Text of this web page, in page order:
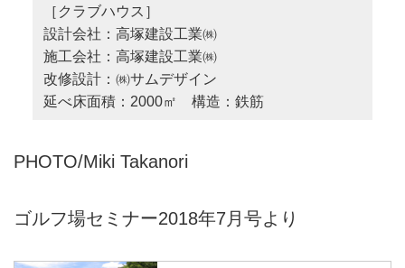
［クラブハウス］
設計会社：高塚建設工業㈱
施工会社：高塚建設工業㈱
改修設計：㈱サムデザイン
延べ床面積：2000㎡ 構造：鉄筋
PHOTO/Miki Takanori
ゴルフ場セミナー2018年7月号より